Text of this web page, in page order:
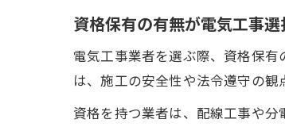
資格保有の有無が電気工事
電気工事業者を選ぶ際、資格保
は、施工の安全性や法令遵守の観
資格を持つ業者は、配線工事や